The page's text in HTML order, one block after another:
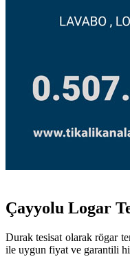
Çayyolu Logar
Durak tesisat olarak rögar
ile uygun fiyat ve garantili